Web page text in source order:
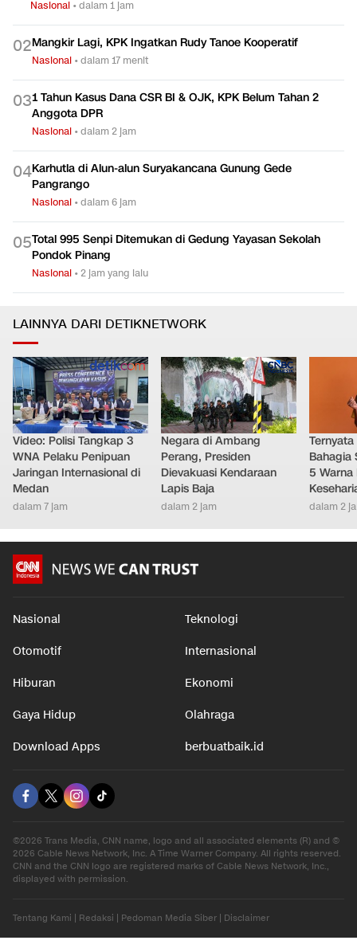
Nasional •dalam 1 jam
02Mangkir Lagi, KPK Ingatkan Rudy Tanoe Kooperatif
Nasional •dalam 17 menit
031 Tahun Kasus Dana CSR BI & OJK, KPK Belum Tahan 2
Anggota DPR
Nasional •dalam 2 jam
04Karhutla di Alun-alun Suryakancana Gunung Gede
Pangrango
Nasional •dalam 6 jam
05Total 995 Senpi Ditemukan di Gedung Yayasan Sekolah
Pondok Pinang
Nasional •2 jam yang lalu
LAINNYA DARI DETIKNETWORK
Video: Polisi Tangkap 3
WNA Pelaku Penipuan
Jaringan Internasional di
Medan
dalam 7 jam
Negara di Ambang
Perang, Presiden
Dievakuasi Kendaraan
Lapis Baja
dalam 2 jam
Bahagia
5
dalam 2
Nasional Teknologi
Otomotif Internasional
Hiburan Ekonomi
Gaya Hidup Olahraga
Download Apps berbuatbaik.id
©2026 Trans Media, CNN name, logo and all associated elements (R) and ©
2026 Cable News Network, Inc. A Time Warner Company. All rights reserved.
CNN and the CNN logo are registered marks of Cable News Network, Inc.,
displayed with permission.
Tentang Kami Redaksi Pedoman Media Siber Disclaimer